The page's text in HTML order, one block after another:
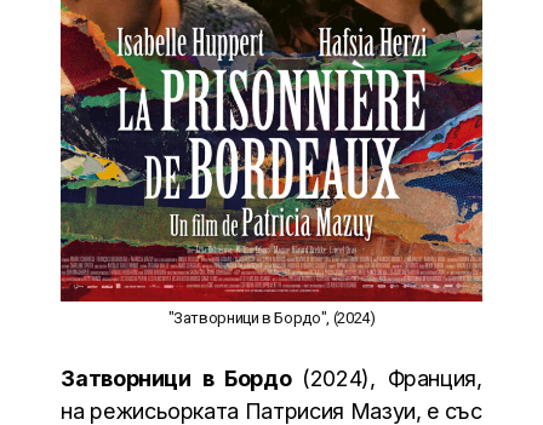
"Затворници в Бордо", (2024)
Затворници в Бордо (2024), Франция,
на режисьорката Патрисия Мазуи, е със